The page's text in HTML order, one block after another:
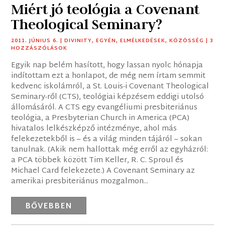
Miért jó teológia a Covenant
Theological Seminary?
2011. JÚNIUS 6. |DIVINITY,EGYÉN,ELMÉLKEDÉSEK,KÖZÖSSÉG | 3
HOZZÁSZÓLÁSOK
Egyik nap belém hasított, hogy lassan nyolc hónapja
indítottam ezt a honlapot, de még nem írtam semmit
kedvenc iskolámról, a St. Louis-i Covenant Theological
Seminary-ről (CTS), teológiai képzésem eddigi utolsó
állomásáról. A CTS egy evangéliumi presbiteriánus
teológia, a Presbyterian Church in America (PCA)
hivatalos lelkészképző intézménye, ahol más
felekezetekből is – és a világ minden tájáról – sokan
tanulnak. (Akik nem hallottak még erről az egyházról:
a PCA többek között Tim Keller, R. C. Sproul és
Michael Card felekezete.) A Covenant Seminary az
amerikai presbiteriánus mozgalmon...
BŐVEBBEN